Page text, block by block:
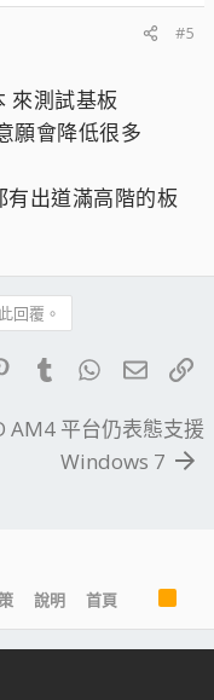
#5
來測試基板
願會降低很多
出道滿高階的板
回覆。
PinterestTumblrWhatsApp
電子
AM4 平台仍表態支援
Windows 7
說明 首頁
S